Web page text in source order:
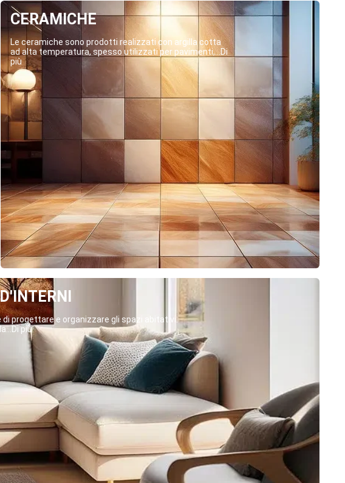
CERAMICHE
Le ceramiche sono prodotti realizzati con argilla cotta
ad alta temperatura, spesso utilizzati per pavimenti,...Di
più
di progettare e organizzare gli spazi abitativi.
più